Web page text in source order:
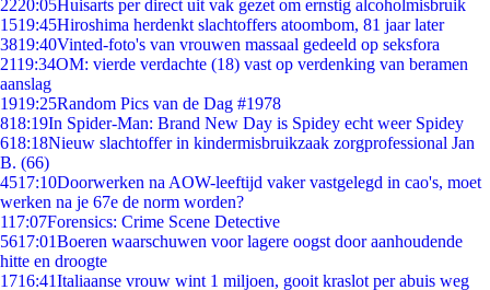
2220:05Huisarts per direct uit vak gezet om ernstig alcoholmisbruik
1519:45Hiroshima herdenkt slachtoffers atoombom, 81 jaar later
3819:40Vinted-foto's van vrouwen massaal gedeeld op seksfora
2119:34OM: vierde verdachte (18) vast op verdenking van beramen
aanslag
1919:25Random Pics van de Dag #1978
818:19In Spider-Man: Brand New Day is Spidey echt weer Spidey
618:18Nieuw slachtoffer in kindermisbruikzaak zorgprofessional Jan
B. (66)
4517:10Doorwerken na AOW-leeftijd vaker vastgelegd in cao's, moet
werken na je 67e de norm worden?
117:07Forensics: Crime Scene Detective
5617:01Boeren waarschuwen voor lagere oogst door aanhoudende
hitte en droogte
1716:41Italiaanse vrouw wint 1 miljoen, gooit kraslot per abuis weg